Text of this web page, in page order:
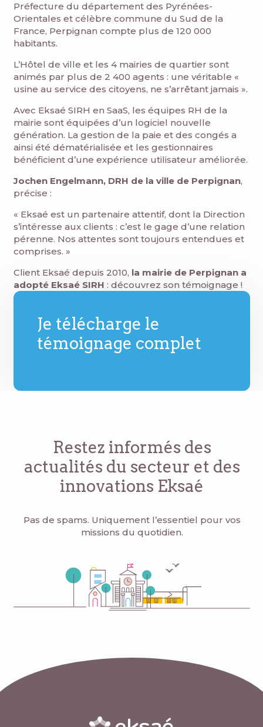
Préfecture du département des Pyrénées-
Orientales et célèbre commune du Sud de la
France, Perpignan compte plus de 120 000
habitants.
L’Hôtel de ville et les 4 mairies de quartier sont
animés par plus de 2 400 agents : une véritable «
usine au service des citoyens, ne s’arrêtant jamais ».
Avec Eksaé SIRH en SaaS, les équipes RH de la
mairie sont équipées d’un logiciel nouvelle
génération. La gestion de la paie et des congés a
ainsi été dématérialisée et les gestionnaires
bénéficient d’une expérience utilisateur améliorée.
Jochen Engelmann, DRH de la ville de Perpignan,
précise :
« Eksaé est un partenaire attentif, dont la Direction
s’intéresse aux clients : c’est le gage d’une relation
pérenne. Nos attentes sont toujours entendues et
comprises. »
Client Eksaé depuis 2010, la mairie de Perpignan a
adopté Eksaé SIRH : découvrez son témoignage !
Je télécharge le
témoignage complet
Restez informés des
actualités du secteur et des
innovations Eksaé
Pas de spams. Uniquement l’essentiel pour vos
missions du quotidien.